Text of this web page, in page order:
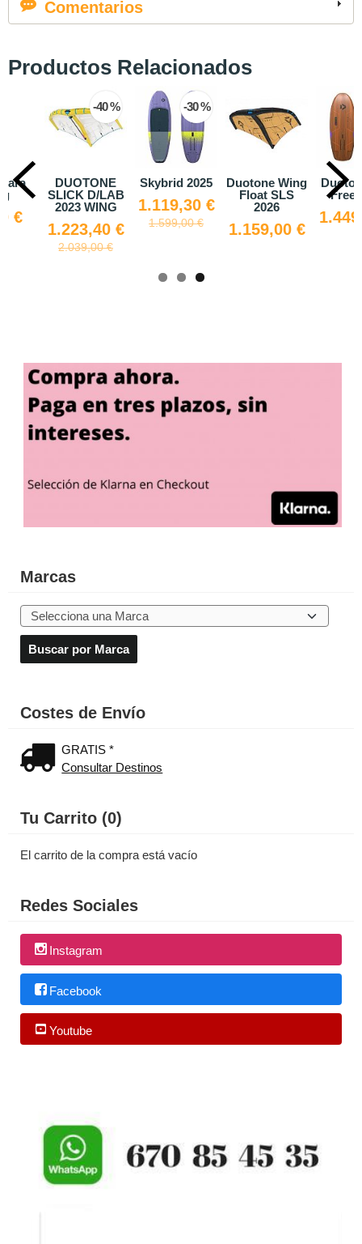
Marcas
Costes de Envío
GRATIS *
Consultar Destinos
Tu Carrito (0)
El carrito de la compra está vacío
Redes Sociales
Instagram
Facebook
Youtube
Comentarios
Productos Relacionados
€
-40 %
DUOTONE
SLICK D/LAB
2023 WING
1.223,40 €
2.039,00 €
-30 %
Skybrid 2025
1.119,30 €
1.599,00 €
Duotone Wing
Float SLS
2026
1.159,00 €
Free